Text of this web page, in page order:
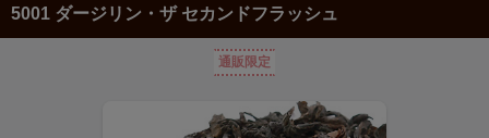
5001 ダージリン・ザ セカンドフラッシュ
通販限定